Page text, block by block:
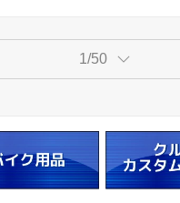
1/50